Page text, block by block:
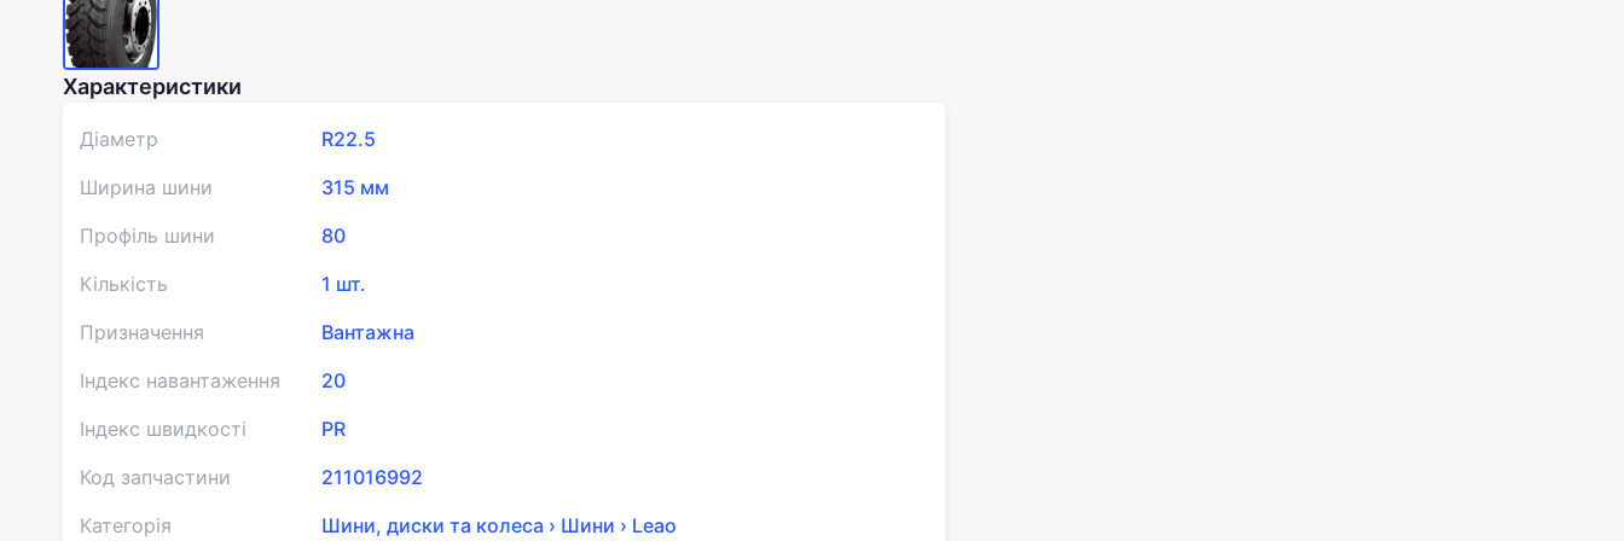
Характеристики
Діаметр
R22.5
Ширина шини
315 мм
Профіль шини
80
Кількість
1 шт.
Призначення
Вантажна
Індекс навантаження
20
Індекс швидкості
PR
Код запчастини
211016992
Категорія
Шини, диски та колеса › Шини › Leao